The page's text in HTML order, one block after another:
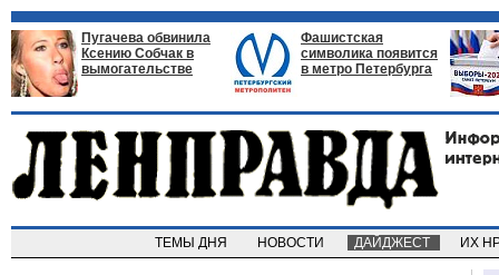
Пугачева обвинила
Ксению Собчак в
вымогательстве
Фашистская
символика появится
в метро Петербурга
ТЕМЫ ДНЯ НОВОСТИ ДАЙДЖЕСТ ИХ